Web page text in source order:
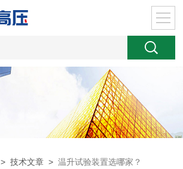
>技术文章 >温升试验装置选哪家？